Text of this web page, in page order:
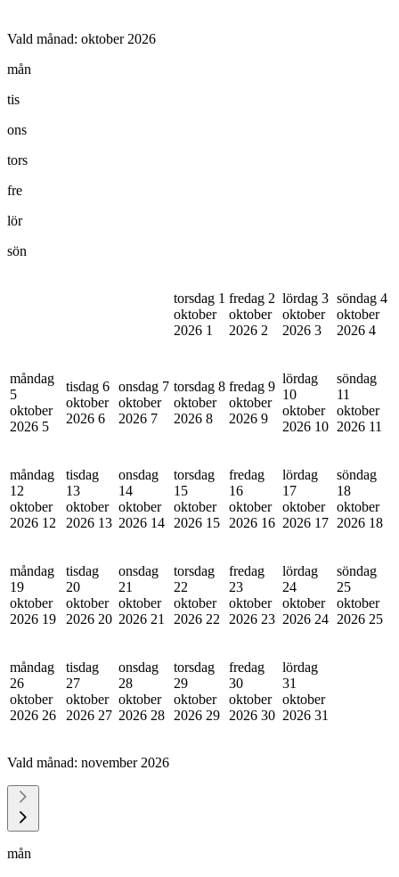
Vald månad: oktober 2026
mån
tis
ons
tors
fre
lör
sön
torsdag 1
oktober
2026 1
fredag 2
oktober
2026 2
lördag 3
oktober
2026 3
söndag 4
oktober
2026 4
måndag
5
oktober
2026 5
tisdag 6
oktober
2026 6
onsdag 7
oktober
2026 7
torsdag 8
oktober
2026 8
fredag 9
oktober
2026 9
lördag
10
oktober
2026 10
söndag
11
oktober
2026 11
måndag
12
oktober
2026 12
tisdag
13
oktober
2026 13
onsdag
14
oktober
2026 14
torsdag
15
oktober
2026 15
fredag
16
oktober
2026 16
lördag
17
oktober
2026 17
söndag
18
oktober
2026 18
måndag
19
oktober
2026 19
tisdag
20
oktober
2026 20
onsdag
21
oktober
2026 21
torsdag
22
oktober
2026 22
fredag
23
oktober
2026 23
lördag
24
oktober
2026 24
söndag
25
oktober
2026 25
måndag
26
oktober
2026 26
tisdag
27
oktober
2026 27
onsdag
28
oktober
2026 28
torsdag
29
oktober
2026 29
fredag
30
oktober
2026 30
lördag
31
oktober
2026 31
Vald månad: november 2026
mån